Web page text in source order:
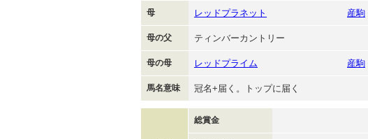
母 レッドプラネット 産駒
母の父 ティンバーカントリー
母の母 レッドプライム 産駒
馬名意味 冠名+届く。トップに届く
総賞金